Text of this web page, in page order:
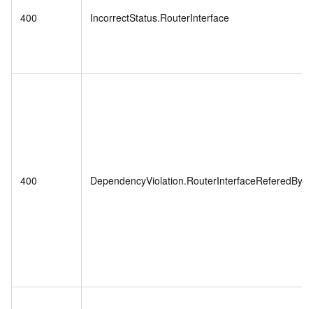
400 IncorrectStatus.RouterInterface
400